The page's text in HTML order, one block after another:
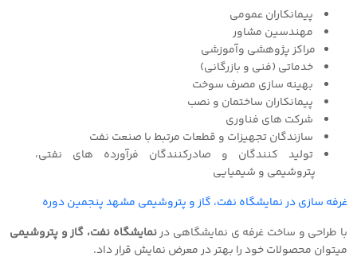
پیمانکاران عمومی
مهندسین مشاور
مراکز پژوهشی وآموزشی
خدماتی (فنی و بازرگانی)
بهینه سازی مصرف سوخت
پیمانکاران ساختمان و نصب
شرکت های فناوری
سازندگان تجهیزات و قطعات مرتبط با صنعت نفت
تولید کنندگان و صادرکنندگان فرآورده های نفتی،
پتروشیمی و شیمیایی
غرفه سازی در نمایشگاه نفت، گاز و پتروشیمی مشهد پنجمین دوره
با طراحی و ساخت غرفه ی نمایشگاهی درنمایشگاه نفت، گاز و پتروشیمی
میتوان محصولات خود را بهتر در معرض نمایش قرار داد.